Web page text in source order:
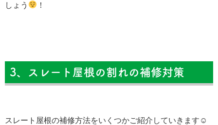
しょう
！
3、スレート屋根の割れの補修対策
スレート屋根の補修方法をいくつかご紹介していきます☺